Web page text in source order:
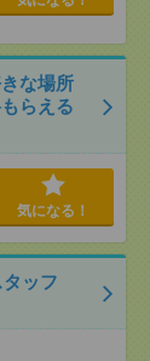
な場所
らえる
気になる！
タッフ